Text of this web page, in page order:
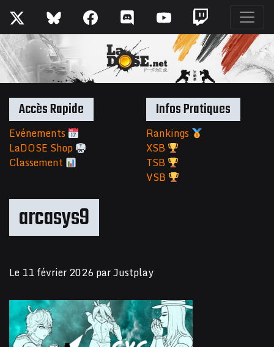
arcasys9
Le 11 février 2026parJustplay
Accès Rapide
Evénements
LaDOSE Shop
Classement
Infos Pratiques
Rankings
XSB
TSB
VSB